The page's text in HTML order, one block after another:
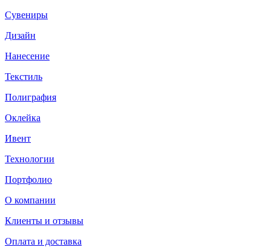
Сувениры
Дизайн
Нанесение
Текстиль
Полиграфия
Оклейка
Ивент
Технологии
Портфолио
О компании
Клиенты и отзывы
Оплата и доставка